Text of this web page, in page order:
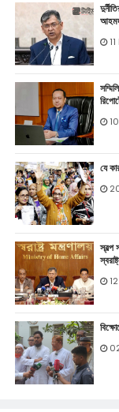
যে
স্বল্প